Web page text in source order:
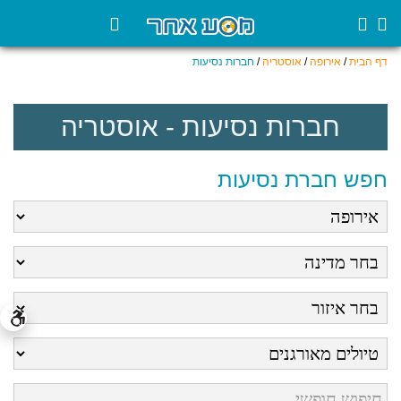
דף הבית/ אירופה/ אוסטריה/ חברות נסיעות
חברות נסיעות - אוסטריה
חפש חברת נסיעות